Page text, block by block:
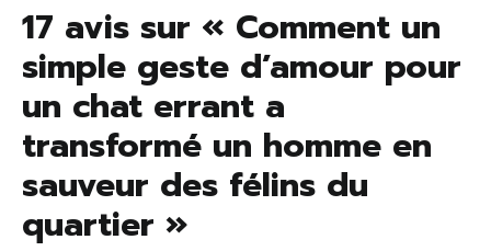
17 avis sur « Comment un
simple geste d’amour pour
un chat errant a
transformé un homme en
sauveur des félins du
quartier »